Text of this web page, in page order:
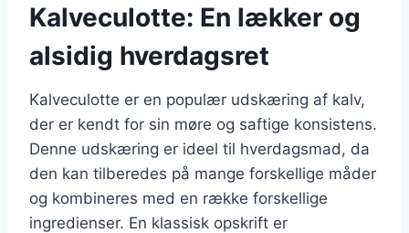
Kalveculotte: En lækker og
alsidig hverdagsret
Kalveculotte er en populær udskæring af kalv,
der er kendt for sin møre og saftige konsistens.
Denne udskæring er ideel til hverdagsmad, da
den kan tilberedes på mange forskellige måder
og kombineres med en række forskellige
ingredienser. En klassisk opskrift er